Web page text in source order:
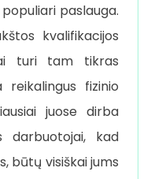
paslauga.
kvalifikacijos
turi tam tikras
fizinio
juose dirba
kad
būtų visiškai jums